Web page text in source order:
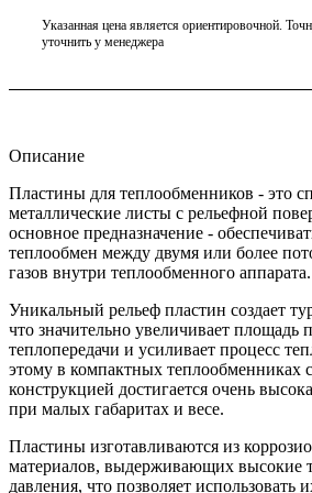
Указанная цена является ориентировочной.
уточнить у менеджера
Описание
Пластины для теплообменников - это
металлические листы с рельефной
основное предназначение -
теплообмен между двумя или более
газов внутри теплообменного аппарата.
Уникальный рельеф пластин создает
что значительно увеличивает площадь
теплопередачи и усиливает процесс
этому в компактных теплообменниках
конструкцией достигается очень
при малых габаритах и весе.
Пластины изготавливаются из
материалов, выдерживающих высокие
давления, что позволяет использовать